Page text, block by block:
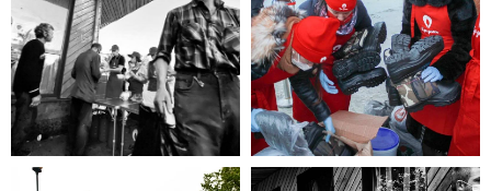
Если Вы нуждаетесь в помощи, то
эта информация для Вас.
Каждый может оказаться в
Помощь нужна
Вам?